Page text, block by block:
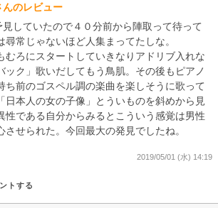
んのレビュー
していたので４０分前から陣取って待って
尋常じゃないほど人集まってたしな。
むろにスタートしていきなりアドリブ入れな
ック」歌いだしてもう鳥肌。その後もピアノ
ち前のゴスペル調の楽曲を楽しそうに歌って
日本人の女の子像」とういものを斜めから見
性である自分からみるとこういう感覚は男性
させられた。今回最大の発見でしたね。
2019/05/01 (水) 14:19
トする